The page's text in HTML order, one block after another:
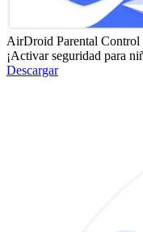
AirDroid Parental Control
¡Activar seguridad para
Descargar